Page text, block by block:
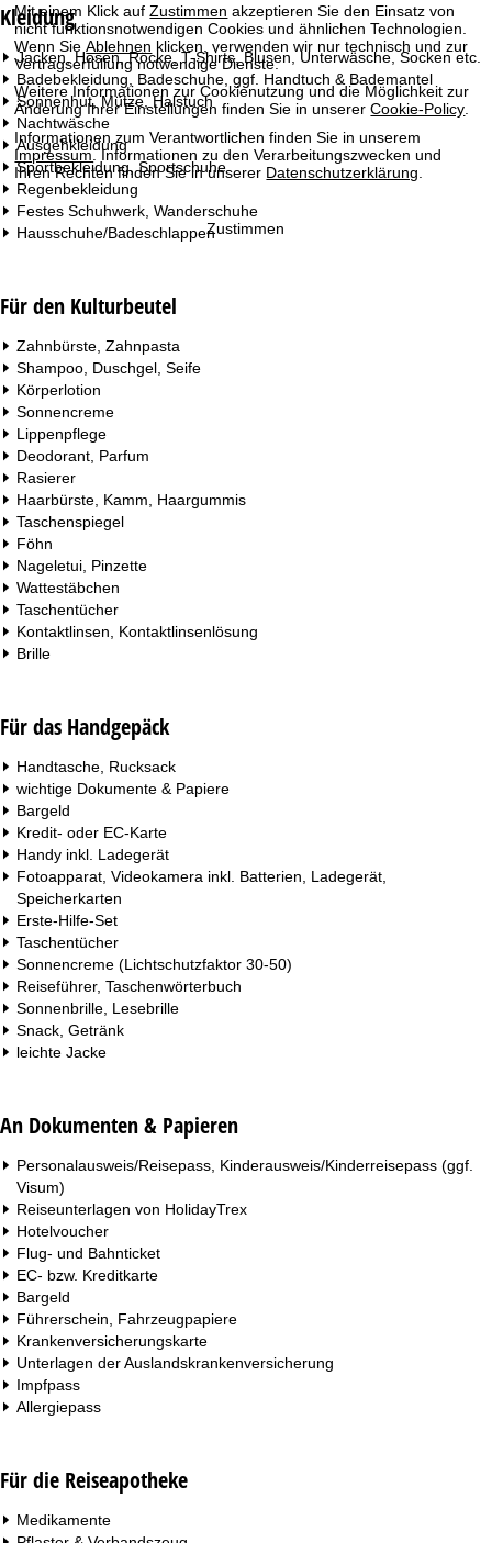
Mit einem Klick aufZustimmen akzeptieren Sie den Einsatz von
nicht funktionsnotwendigen Cookies und ähnlichen Technologien.
Wenn SieAblehnen klicken, verwenden wir nur technisch und zur
Vertragserfüllung notwendige Dienste.
Weitere Informationen zur Cookienutzung und die Möglichkeit zur
Änderung Ihrer Einstellungen finden Sie in unsererCookie-Policy
Informationen zum Verantwortlichen finden Sie in unserem
Impressum. Informationen zu den Verarbeitungszwecken und
Ihren Rechten finden Sie in unserer Datenschutzerklärung
Zustimmen
Kleidung
Jacken, Hosen, Röcke, T-Shirts, Blusen, Unterwäsche, Socken etc.
Badebekleidung, Badeschuhe, ggf. Handtuch & Bademantel
Sonnenhut, Mütze, Halstuch
Nachtwäsche
Ausgehkleidung
Sportbekleidung, Sportschuhe
Regenbekleidung
Festes Schuhwerk, Wanderschuhe
Hausschuhe/Badeschlappen
Für den Kulturbeutel
Zahnbürste, Zahnpasta
Shampoo, Duschgel, Seife
Körperlotion
Sonnencreme
Lippenpflege
Deodorant, Parfum
Rasierer
Haarbürste, Kamm, Haargummis
Taschenspiegel
Föhn
Nageletui, Pinzette
Wattestäbchen
Taschentücher
Kontaktlinsen, Kontaktlinsenlösung
Brille
Für das Handgepäck
Handtasche, Rucksack
wichtige Dokumente & Papiere
Bargeld
Kredit- oder EC-Karte
Handy inkl. Ladegerät
Fotoapparat, Videokamera inkl. Batterien, Ladegerät,
Speicherkarten
Erste-Hilfe-Set
Taschentücher
Sonnencreme (Lichtschutzfaktor 30-50)
Reiseführer, Taschenwörterbuch
Sonnenbrille, Lesebrille
Snack, Getränk
leichte Jacke
An Dokumenten & Papieren
Personalausweis/Reisepass, Kinderausweis/Kinderreisepass (ggf.
Visum)
Reiseunterlagen von HolidayTrex
Hotelvoucher
Flug- und Bahnticket
EC- bzw. Kreditkarte
Bargeld
Führerschein, Fahrzeugpapiere
Krankenversicherungskarte
Unterlagen der Auslandskrankenversicherung
Impfpass
Allergiepass
Für die Reiseapotheke
Medikamente